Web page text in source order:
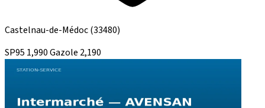
Castelnau-de-Médoc(33480)
SP95 1,990Gazole 2,190